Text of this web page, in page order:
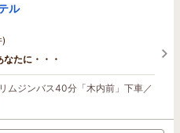
ル
)
なたに・・・
ムジンバス40分「木内前」下車／